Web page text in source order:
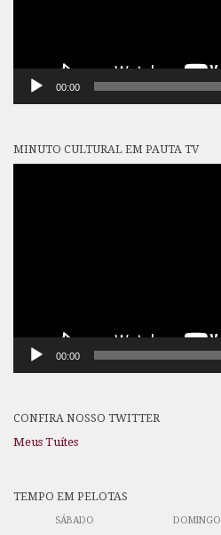
00:00
MINUTO CULTURAL EM PAUTA TV
00:00
CONFIRA NOSSO TWITTER
Meus Tuítes
TEMPO EM PELOTAS
SÁBADO DOMINGO